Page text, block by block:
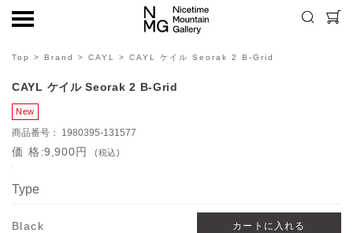
Top > Brand > CAYL > CAYL ケイル Seorak 2 B-Grid
CAYL ケイル Seorak 2 B-Grid
1980395-131577
価格9,900円 (税込)
Type
Black